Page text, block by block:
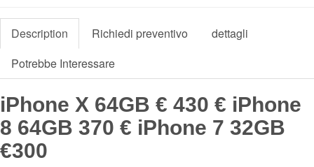
Description Richiedi preventivo
dettagli
Potrebbe Interessare
iPhone X 64GB € 430 € iPhone
8 64GB 370 € iPhone 7 32GB
€300